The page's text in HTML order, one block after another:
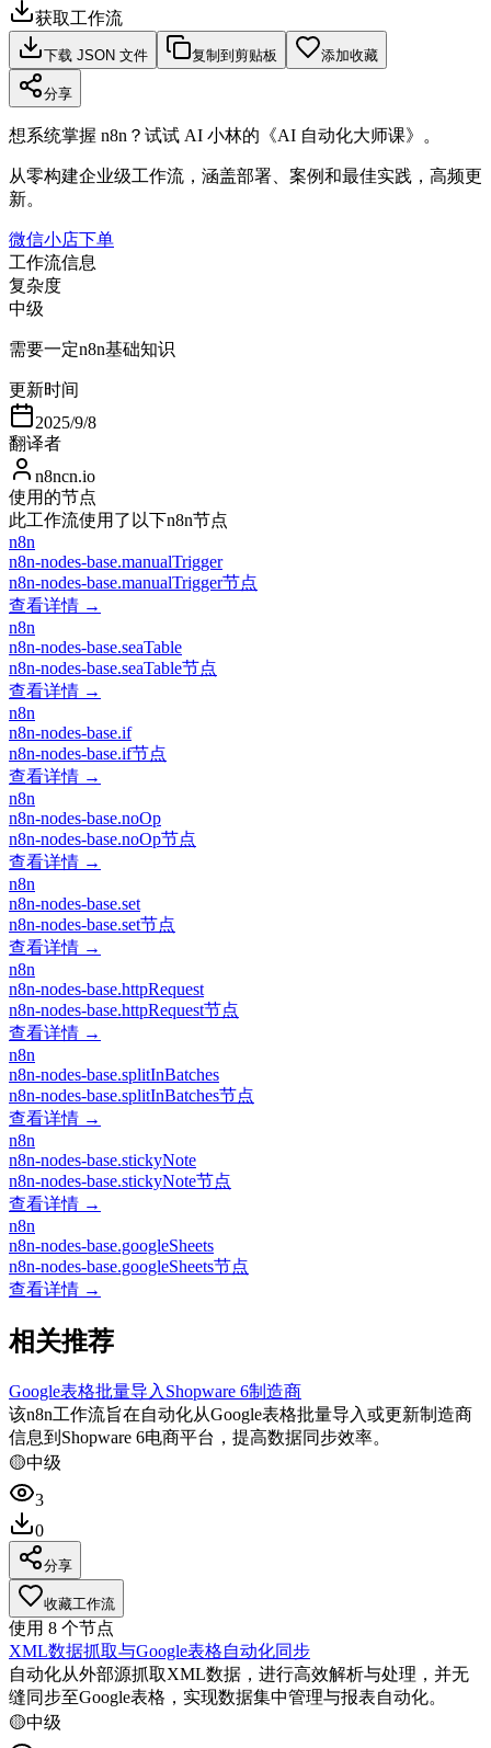
获取工作流
下载 JSON 文件 复制到剪贴板 添加收藏
分享
想系统掌握 n8n？试试 AI 小林的《AI 自动化大师课》。
从零构建企业级工作流，涵盖部署、案例和最佳实践，高频更
新。
微信小店下单
工作流信息
复杂度
中级
需要一定n8n基础知识
更新时间
2025/9/8
翻译者
n8ncn.io
使用的节点
此工作流使用了以下n8n节点
n8n
n8n-nodes-base.manualTrigger
n8n-nodes-base.manualTrigger节点
查看详情 →
n8n
n8n-nodes-base.seaTable
n8n-nodes-base.seaTable节点
查看详情 →
n8n
n8n-nodes-base.if
n8n-nodes-base.if节点
查看详情 →
n8n
n8n-nodes-base.noOp
n8n-nodes-base.noOp节点
查看详情 →
n8n
n8n-nodes-base.set
n8n-nodes-base.set节点
查看详情 →
n8n
n8n-nodes-base.httpRequest
n8n-nodes-base.httpRequest节点
查看详情 →
n8n
n8n-nodes-base.splitInBatches
n8n-nodes-base.splitInBatches节点
查看详情 →
n8n
n8n-nodes-base.stickyNote
n8n-nodes-base.stickyNote节点
查看详情 →
n8n
n8n-nodes-base.googleSheets
n8n-nodes-base.googleSheets节点
查看详情 →
相关推荐
Google表格批量导入Shopware 6制造商
该n8n工作流旨在自动化从Google表格批量导入或更新制造商
信息到Shopware 6电商平台，提高数据同步效率。
🟡中级
3
0
分享
收藏工作流
使用 8 个节点
XML数据抓取与Google表格自动化同步
自动化从外部源抓取XML数据，进行高效解析与处理，并无
缝同步至Google表格，实现数据集中管理与报表自动化。
🟡中级